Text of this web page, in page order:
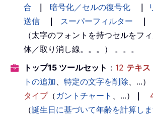
合
｜ 暗号化／セルの復号化 ｜
送信
｜ スーパーフィルター ｜
（太字のフォントを持つセルをフ
体／取り消し線。。。） 。。。
トップ15 ツールセット ： 12 テキス
トの追加
特定の文字を削除 、...）
タイプ（ ガントチャート 、...） ｜
（誕生日に基づいて年齢を計算し